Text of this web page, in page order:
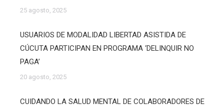
25 agosto, 2025
USUARIOS DE MODALIDAD LIBERTAD ASISTIDA DE
CÚCUTA PARTICIPAN EN PROGRAMA ‘DELINQUIR NO
PAGA’
20 agosto, 2025
CUIDANDO LA SALUD MENTAL DE COLABORADORES DE